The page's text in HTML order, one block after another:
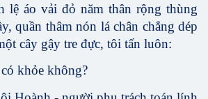
lệ áo vải đỏ năm thân rộng thùng
quần thâm nón lá chân chẳng dép
cây gậy tre đực, tôi tấn luôn:
khỏe không?